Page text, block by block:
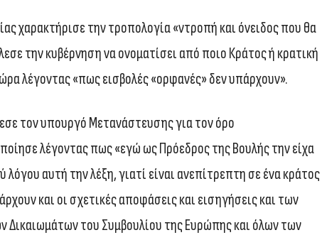
χαρακτήρισε την τροπολογία «ντροπή και όνειδος που θα
την κυβέρνηση να ονοματίσει από ποιο Κράτος ή κρατική
λέγοντας «πως εισβολές «ορφανές» δεν υπάρχουν».
τον υπουργό Μετανάστευσης για τον όρο
λέγοντας πως «εγώ ως Πρόεδρος της Βουλής την είχα
λόγου αυτή την λέξη, γιατί είναι ανεπίτρεπτη σε ένα κράτος
και οι σχετικές αποφάσεις και εισηγήσεις και των
του Συμβουλίου της Ευρώπης και όλων των